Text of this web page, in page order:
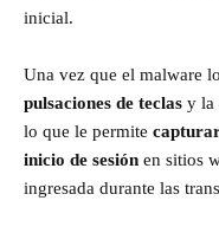
inicial.
Una vez que el malware
pulsaciones de teclas y la
lo que le permite
inicio de sesión en sitios
ingresada durante las